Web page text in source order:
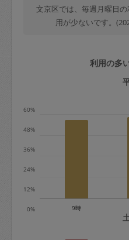
金額の100%＋交
定期契約をキャ
期は月2回まで隔
※キャンセル料金
文京区では、毎週月曜日
用が少ないです。
利用の多
0%
12%
24%
36%
48%
60%
9時